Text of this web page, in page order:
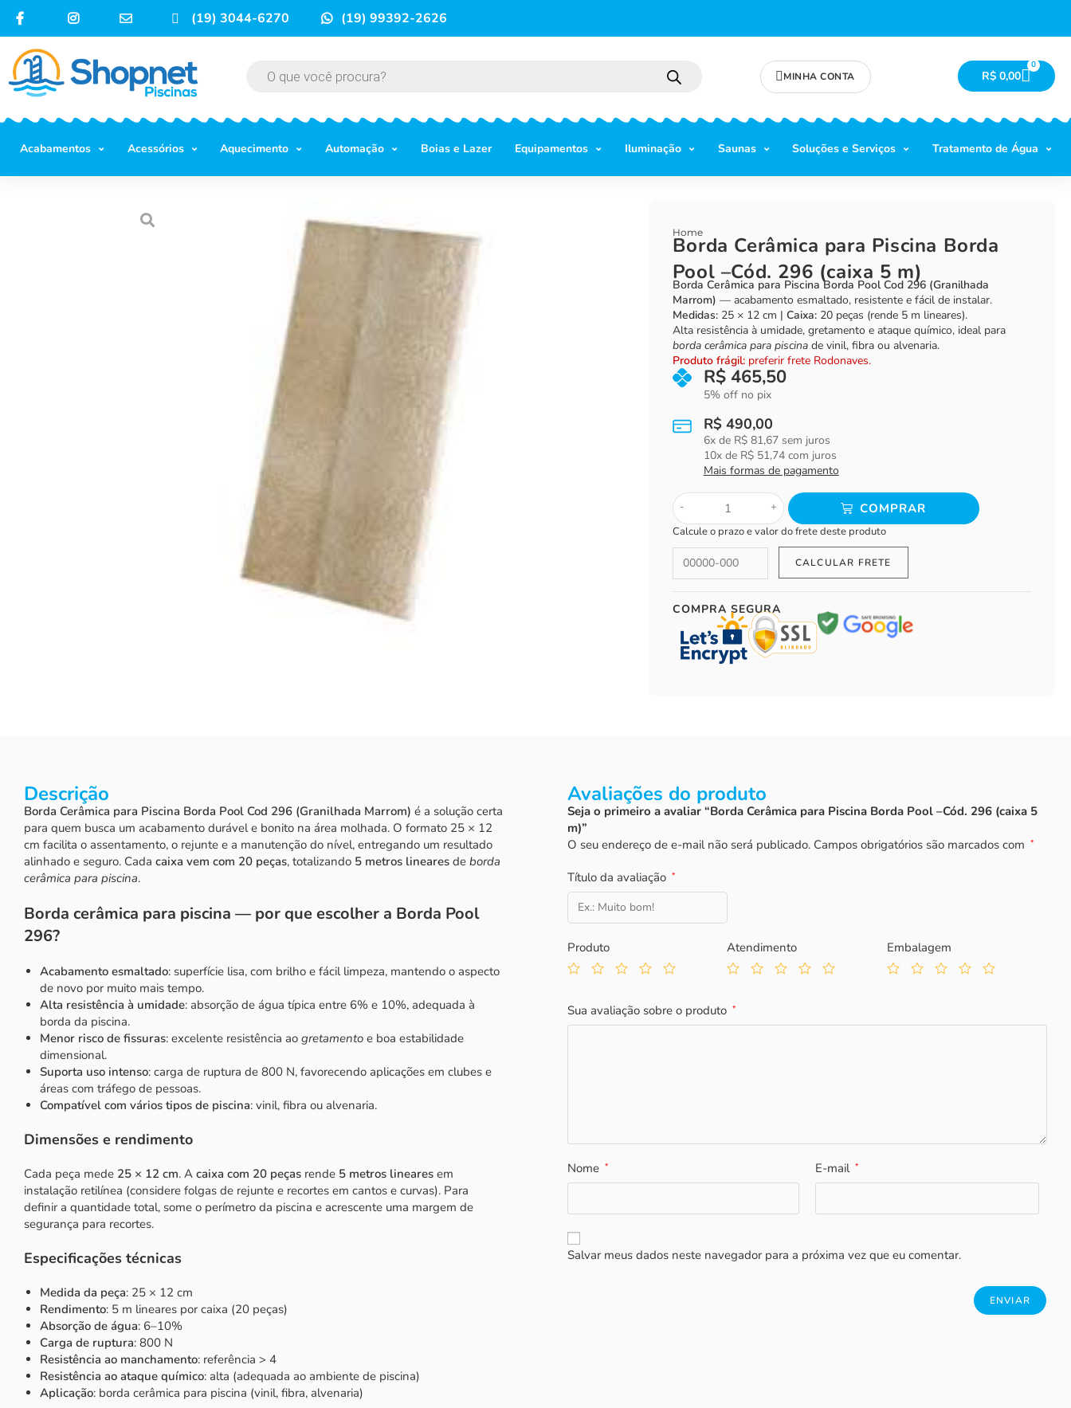
(19) 3044-6270 (19) 99392-2626
MINHA CONTA R$0,00
0
Acabamentos Acessórios Aquecimento Automação Boias e Lazer Equipamentos Iluminação Saunas Soluções e Serviços Tratamento de Água
Home
Borda Cerâmica para Piscina Borda
Pool –Cód. 296 (caixa 5 m)
Borda Cerâmica para Piscina Borda Pool Cod 296 (Granilhada
Marrom) — acabamento esmaltado, resistente e fácil de instalar.
Medidas:25 × 12 cm | Caixa:20 peças (rende 5 m lineares).
Alta resistência à umidade, gretamento e ataque químico, ideal para
borda cerâmica para piscinade vinil, fibra ou alvenaria.
Produto frágil:preferir frete Rodonaves.
R$465,50
5% off no pix
R$490,00
6x de R$81,67sem juros
10x de R$51,74com juros
Mais formas de pagamento
- + COMPRAR
Calcule o prazo e valor do frete deste produto
COMPRA SEGURA
Descrição
Borda Cerâmica para Piscina Borda Pool Cod 296 (Granilhada Marrom) é a solução certa
para quem busca um acabamento durável e bonito na área molhada. O formato 25 × 12
cm facilita o assentamento, o rejunte e a manutenção do nível, entregando um resultado
alinhado e seguro. Cada caixa vem com 20 peças, totalizando 5 metros lineares de borda
cerâmica para piscina.
Borda cerâmica para piscina — por que escolher a Borda Pool
296?
Acabamento esmaltado: superfície lisa, com brilho e fácil limpeza, mantendo o aspecto
de novo por muito mais tempo.
Alta resistência à umidade: absorção de água típica entre 6% e 10%, adequada à
borda da piscina.
Menor risco de fissuras: excelente resistência ao gretamento e boa estabilidade
dimensional.
Suporta uso intenso: carga de ruptura de 800 N, favorecendo aplicações em clubes e
áreas com tráfego de pessoas.
Compatível com vários tipos de piscina: vinil, fibra ou alvenaria.
Dimensões e rendimento
Cada peça mede 25 × 12 cm. A caixa com 20 peças rende 5 metros lineares em
instalação retilínea (considere folgas de rejunte e recortes em cantos e curvas). Para
definir a quantidade total, some o perímetro da piscina e acrescente uma margem de
segurança para recortes.
Especificações técnicas
Medida da peça: 25 × 12 cm
Rendimento: 5 m lineares por caixa (20 peças)
Absorção de água: 6–10%
Carga de ruptura: 800 N
Resistência ao manchamento: referência > 4
Resistência ao ataque químico: alta (adequada ao ambiente de piscina)
Aplicação: borda cerâmica para piscina (vinil, fibra, alvenaria)
Avaliações do produto
Seja o primeiro a avaliar “Borda Cerâmica para Piscina Borda Pool –Cód. 296 (caixa 5
m)”
O seu endereço de e-mail não será publicado. Campos obrigatórios são marcados com *
Título da avaliação *
Produto Atendimento Embalagem
Sua avaliação sobre o produto *
Nome * E-mail *
Salvar meus dados neste navegador para a próxima vez que eu comentar.